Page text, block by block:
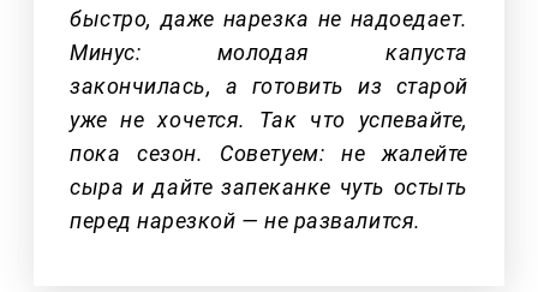
быстро, даже нарезка не надоедает.
Минус: молодая капуста
закончилась, а готовить из старой
уже не хочется. Так что успевайте,
пока сезон. Советуем: не жалейте
сыра и дайте запеканке чуть остыть
перед нарезкой — не развалится.